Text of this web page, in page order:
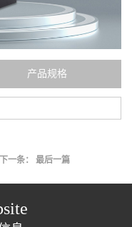
产品规格
一条： 最后一篇